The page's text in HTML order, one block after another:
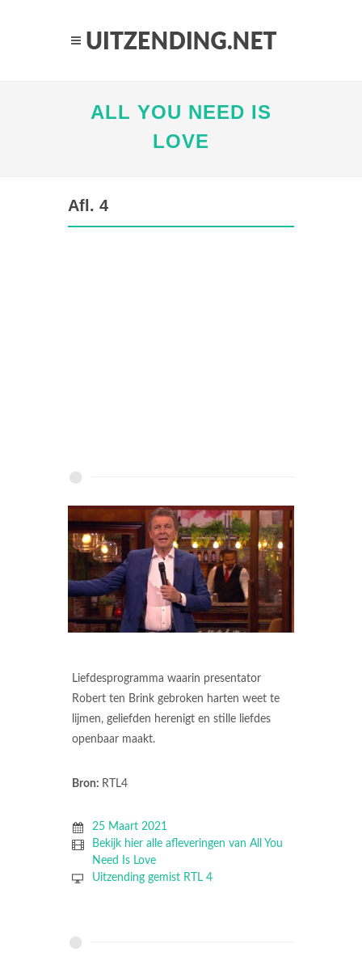
ALL YOU NEED IS
LOVE
Afl. 4
Liefdesprogramma waarin presentator
Robert ten Brink gebroken harten weet te
lijmen, geliefden herenigt en stille liefdes
openbaar maakt.
Bron: RTL4
25 Maart 2021
Bekijk hier alle afleveringen van All You
Need Is Love
Uitzending gemist RTL 4